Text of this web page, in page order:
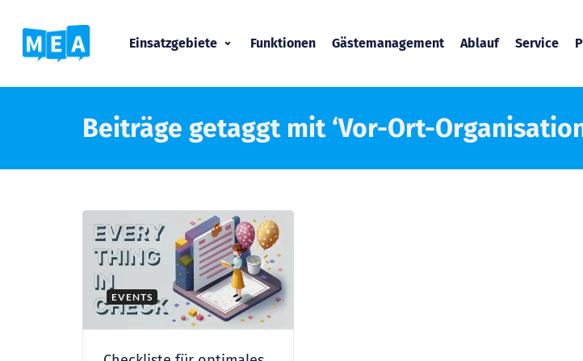
Einsatzgebiete Funktionen Gästemanagement Ablauf Service
Beiträge getaggt mit ‘Vor-Ort-
EVENTS